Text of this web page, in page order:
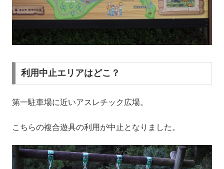
利用中止エリアはどこ？
第一駐車場に近いアスレチック広場。
こちらの複合遊具の利用が中止となりました。